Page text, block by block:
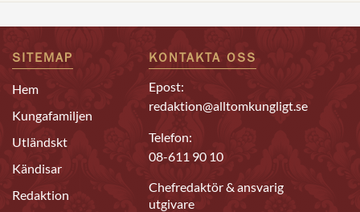
SITEMAP
Hem
Kungafamiljen
Utländskt
Kändisar
Redaktion
KONTAKTA OSS
Epost:
redaktion@alltomkungligt.se
Telefon:
08-611 90 10
Chefredaktör & ansvarig
utgivare